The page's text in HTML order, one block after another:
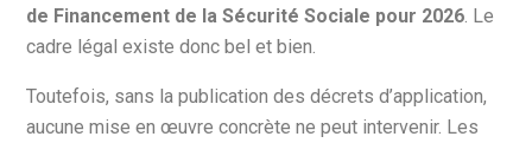
de Financement de la Sécurité Sociale pour 2026 . Le
cadre légal existe donc bel et bien.
Toutefois, sans la publication des décrets d’application,
aucune mise en œuvre concrète ne peut intervenir. Les